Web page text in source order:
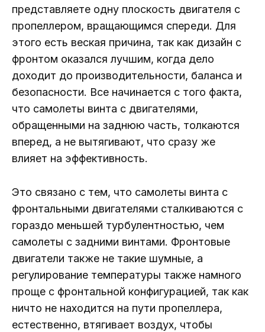
представляете одну плоскость двигателя с
пропеллером, вращающимся спереди. Для
этого есть веская причина, так как дизайн с
фронтом оказался лучшим, когда дело
доходит до производительности, баланса и
безопасности. Все начинается с того факта,
что самолеты винта с двигателями,
обращенными на заднюю часть, толкаются
вперед, а не вытягивают, что сразу же
влияет на эффективность.
Это связано с тем, что самолеты винта с
фронтальными двигателями сталкиваются с
гораздо меньшей турбулентностью, чем
самолеты с задними винтами. Фронтовые
двигатели также не такие шумные, а
регулирование температуры также намного
проще с фронтальной конфигурацией, так как
ничто не находится на пути пропеллера,
естественно, втягивает воздух, чтобы